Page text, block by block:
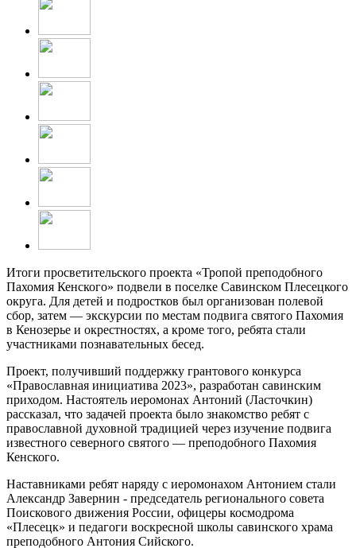
Итоги просветительского проекта «Тропой преподобного
Пахомия Кенского» подвели в поселке Савинском Плесецкого
округа. Для детей и подростков был организован полевой
сбор, затем — экскурсии по местам подвига святого Пахомия
в Кенозерье и окрестностях, а кроме того, ребята стали
участниками познавательных бесед.
Проект, получивший поддержку грантового конкурса
«Православная инициатива 2023», разработан савинским
приходом. Настоятель иеромонах Антоний (Ласточкин)
рассказал, что задачей проекта было знакомство ребят с
православной духовной традицией через изучение подвига
известного северного святого — преподобного Пахомия
Кенского.
Наставниками ребят наряду с иеромонахом Антонием стали
Александр Завернин - председатель регионального совета
Поискового движения России, офицеры космодрома
«Плесецк» и педагоги воскресной школы савинского храма
преподобного Антония Сийского.